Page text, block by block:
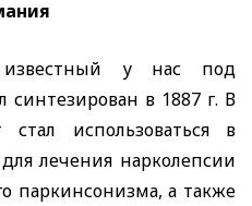
известный у нас под
в 1887 г. В
использоваться в
лечения нарколепсии
паркинсонизма, а также